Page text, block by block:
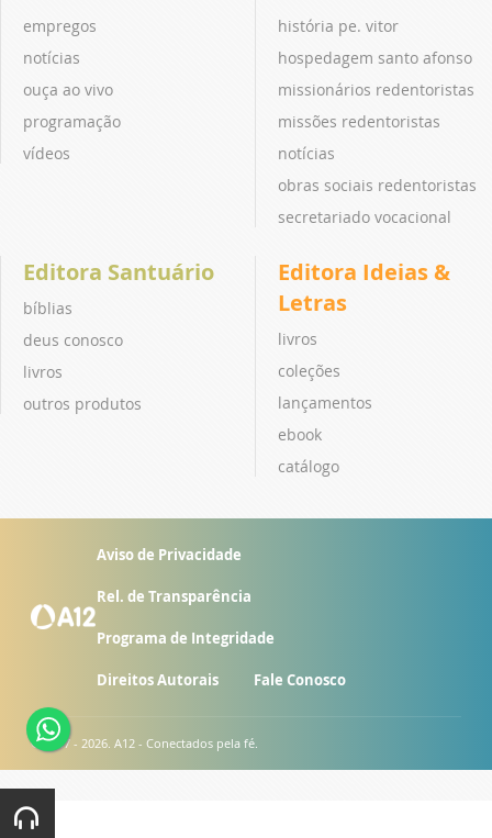
empregos
notícias
ouça ao vivo
programação
vídeos
história pe. vitor
hospedagem santo afonso
missionários redentoristas
missões redentoristas
notícias
obras sociais redentoristas
secretariado vocacional
Editora Santuário
bíblias
deus conosco
livros
outros produtos
Editora Ideias &
Letras
livros
coleções
lançamentos
ebook
catálogo
Aviso de Privacidade
Rel. de Transparência
Programa de Integridade
Direitos Autorais Fale Conosco
© 2007 - 2026. A12 - Conectados pela fé.